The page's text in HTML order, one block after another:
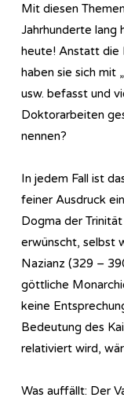
Mit diesen
Jahrhunderte lang
heute! Anstatt die
haben sie sich mit
usw. befasst und
Doktorarbeiten
nennen?
In jedem Fall ist
feiner Ausdruck
Dogma der
erwünscht, selbst
Nazianz (329 –
göttliche
keine
Bedeutung des
relativiert wird,
Was auffällt: Der